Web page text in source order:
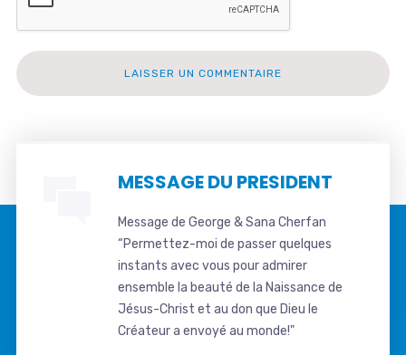
MESSAGE DU PRESIDENT
Message de George & Sana Cherfan
“Permettez-moi de passer quelques
instants avec vous pour admirer
ensemble la beauté de la Naissance de
Jésus-Christ et au don que Dieu le
Créateur a envoyé au monde!"